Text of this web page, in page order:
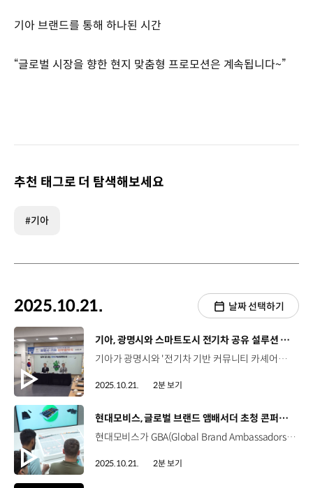
기아 브랜드를 통해 하나된 시간
“글로벌 시장을 향한 현지 맞춤형 프로모션은 계속됩니다~”
추천 태그로 더 탐색해보세요
#기아
2025.10.21. 날짜 선택하기
[동영상]
기아, 광명시와 스마트도시 전기차 공유 설루션 업무 협약 체결
기아가 광명시와 '전기차 기반 커뮤니티 카셰어링 추진을 위한 업무협약(MOU)'을 체결했습니다. 이번 업무협약은 국토교통부가 주관하는 '2024 강소형 스마트도시 공모사업'에서 기아가 광명시 컨소시엄으로 선정된 이후 광명 시민들의 이용 효율성 향상과 탄소배출량 저감을 위해 진행됐습니다. 이를 위해 기아는 친환경차 공유 서비스인 ‘기아 비즈’를 활용한 '전기차 기반 커뮤니티 카셰어링' 설루션을 운영할 예정인데요. EV3와 EV4 5대를 공유 차량으로 도입하고 이후에는 PV5, EV5 등 다양한 전기차 모델을 추가할 계획입니다. 정순욱 부시장 / 광명시광명시는 강소형 스마트 도시 조성 사업을 통해 광명 역세권 일대를 탄소 중립 도시로 전환하기 위해 교통, 에너지, 안전, 데이터 등 다양한 설루션을 유기적으로 연계하고자 합니다. 정원정 부사장 / 기아 국내사업본부장전기차 기반 커뮤니티 카셰어링 사업 추진을 위한 업무 협약을 체결하게 된 것을 진심으로 기쁘게 생각합니다. 의미있는 성과를 창출해 나가기를 기대합니다. 강동원 전무 / 기아 오토랜드 광명 공장장지역 주민들에게 전기차의 경험과 편리성을 제공하는게 목적이고 궁극적인 목적은 환경 보호라고 생각합니다. 광명시랑 지속적으로 협업해서 발전하도록 하겠습니다. 또한 서비스 이용 데이터를 광명시 도시 데이터 플랫폼과 연계해 탄소 저감 효과를 객관적으로 측정하고 이를 시민들에게 공유해 공공성과 환경적 가치를 높일 예정입니다.
2025.10.21. 2분 보기
[동영상]
현대모비스, 글로벌 브랜드 앰배서더 초청 콘퍼런스 개최
현대모비스가 GBA(Global Brand Ambassadors)로 선정된 해외법인 소속 현지 직원들을 초청해 콘퍼런스를 개최했습니다. GBA는 현대모비스가 대내외 커뮤니케이션 활동을 글로벌로 확대하기 위해 올해 론칭한 글로벌 커뮤니케이션 협의체인데요. 현대모비스는 총 10개 국가 소속 13개 법인에서 각 법인당 1명씩 GBA 1기를 선발하고, 선발된 이들을 초청해 지난달 23일부터 나흘간 현대모비스 본사와 의왕연구소, 서산PG 등 주요 사업장을 오가며 콘퍼런스를 진행했습니다. 글로벌 홍보대사로서의 정체성을 강화할 수 있는 다양한 프로그램을 통해 본사와 각 해외법인 간의 연결고리를 다졌습니다. 세레나 코르티 / SalesMarketing / 현대모비스 이탈리아 부품법인GBA 프로그램을 통해서 소비자 측면에서 현대모비스의 브랜드 인지도를 높이는 것과 커뮤니케이션 및 콘텐츠 제작에 대해 배우고 싶었는데 그런 측면에서 이번 프로그램은 정말 훌륭했습니다. 현대모비스 본사에서 많은 것을 지원해주셨고, 체계적인 프로그램이었습니다.As a GPA I expect to first of all, increase the brand awareness of mobile at the end customer side and also to learn a lot about communication and content creation. The GPA program has been amazing. We receive a lot of support from the HQ team so it's very well organized. 선발된 GBA들은 향후, 직접 콘텐츠를 제작해 현대모비스 글로벌 SNS 채널과 글로벌 뉴스레터 ‘The MOBIS Digest’를 통해서 전 해외법인에 전파할 예정입니다.
2025.10.21. 2분 보기